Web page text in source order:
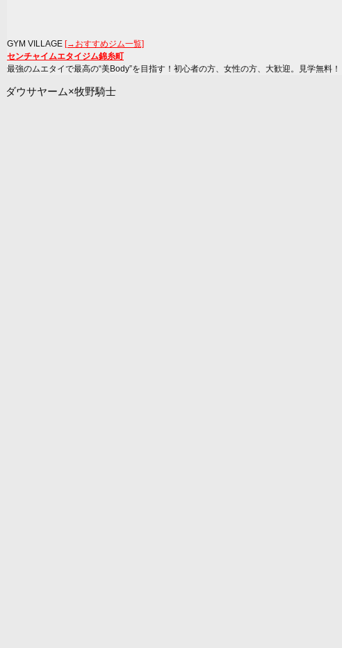
GYM VILLAGE [→おすすめジム一覧]
センチャイムエタイジム錦糸町
最強のムエタイで最高の“美Body”を目指す！初心者の方、女性の方、大歓迎。見学無料！
ダウサヤーム×牧野騎士